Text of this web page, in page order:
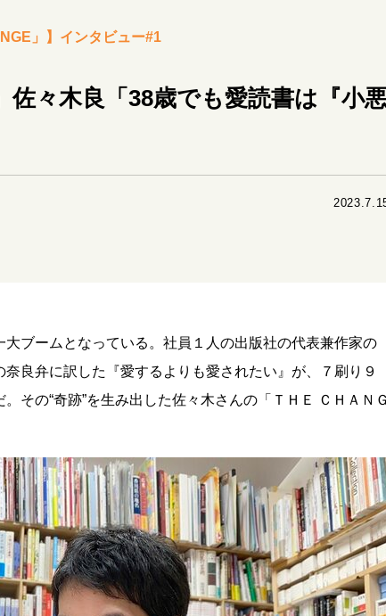
40代からの景色 50代のリアル
」】インタビュー#1
佐々木良「38歳でも愛読書は『小
ブームとなっている。社員１人の出版社の代表兼作家の
良弁に訳した『愛するよりも愛されたい』が、７刷り９
その“奇跡”を生み出した佐々木さんの「ＴＨＥ ＣＨＡＮＧ